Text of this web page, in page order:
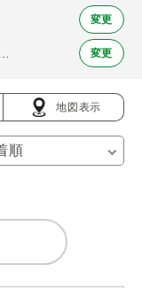
変更
変更
地図表示